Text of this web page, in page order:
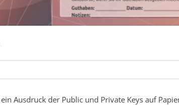
Ausdruck der Public und Private Keys auf